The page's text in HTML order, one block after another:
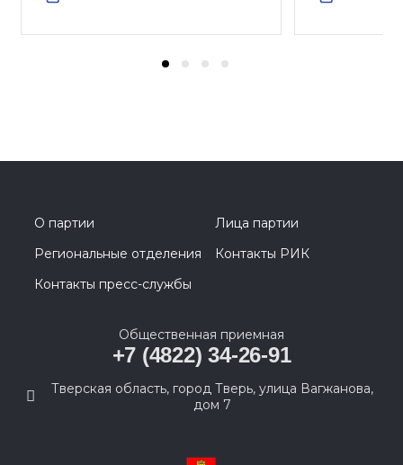
О партии
Лица партии
Региональные отделения
Контакты РИК
Контакты пресс-службы
Общественная приемная
+7 (4822) 34-26-91
Тверская область, город Тверь, улица Вагжанова,
дом 7